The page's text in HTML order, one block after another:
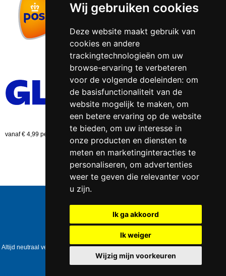
Wij gebruiken cookies
Deze website maakt gebruik van
cookies en andere
trackingtechnologieën om uw
browse-ervaring te verbeteren
voor de volgende doeleinden: om
de basisfunctionaliteit van de
website mogelijk te maken, om
een betere ervaring op de website
te bieden, om uw interesse in
onze producten en diensten te
meten en marketinginteracties te
personaliseren, om advertenties
weer te geven die relevanter voor
u zijn.
Ik ga akkoord
Ik weiger
Wijzig mijn voorkeuren
vanaf € 4,99 per bestelling (NL)
Telefoonnummer:
KVK-nummer:5085.3279 teEnschede
NL823086161B01
IBAN:DE39 4016 4024 0162 9257 00
Copyright © 2006-2026Healthpower.nl
Altijd neutraal verpakt • Geen expliciete vermelding op het pakket • Op werkdagen
voor 17:00 besteld = dezelfde dag verzonden
Update cookies preferences